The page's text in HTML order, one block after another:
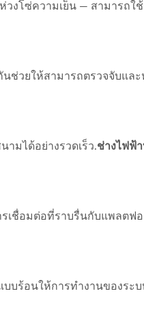
โซ่ความเย็น — สามารถใ
ช่วยให้สามารถตรวจจับแ
ามได้อย่างรวดเร็ว.ช่างไฟฟ้
เชื่อมต่อที่ราบรื่นกับแพลตฟ
บร้อนให้การทำงานของร